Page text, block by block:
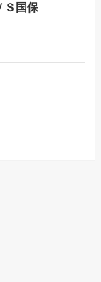
Ｓ国保